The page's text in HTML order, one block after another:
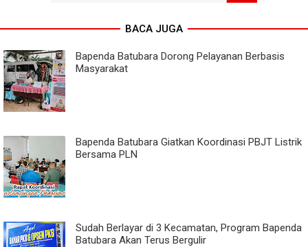
BACA JUGA
Bapenda Batubara Dorong Pelayanan Berbasis
Masyarakat
Bapenda Batubara Giatkan Koordinasi PBJT Listrik
Bersama PLN
Sudah Berlayar di 3 Kecamatan, Program Bapenda
Batubara Akan Terus Bergulir